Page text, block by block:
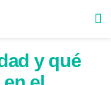
y qué